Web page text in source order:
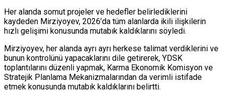
Her alanda somut projeler ve hedefler belirlediklerini
kaydeden Mirziyoyev, 2026’da tüm alanlarda ikili ilişkilerin
hızlı gelişimi konusunda mutabık kaldıklarını söyledi.
Mirziyoyev, her alanda ayrı ayrı herkese talimat verdiklerini ve
bunun kontrolünü yapacaklarını dile getirerek, YDSK
toplantılarını düzenli yapmak, Karma Ekonomik Komisyon ve
Stratejik Planlama Mekanizmalarından da verimli istifade
etmek konusunda mutabık kaldıklarını belirtti.